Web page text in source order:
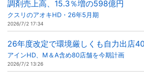
調剤売上高、15.3％増の598億円
クスリのアオキHD・26年5月期
2026/7/2 17:34
26年度改定で環境厳しくも自力出店
アインHD、M＆A含め80店舗を今期計画
2026/7/2 13:26